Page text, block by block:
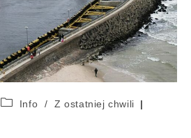
Info /
Z ostatniej chwili